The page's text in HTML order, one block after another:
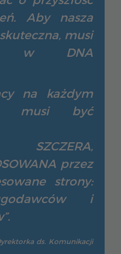
Aby nasza
musi
w DNA
na każdym
musi być
SZCZERA,
przez
strony:
i
ds. Komunikacji